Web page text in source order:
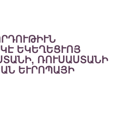
ԵԿԵՂԵՑՒՈՅ
ՌՈՒՍԱՍՏԱՆԻ
ԵՒՐՈՊԱՅԻ